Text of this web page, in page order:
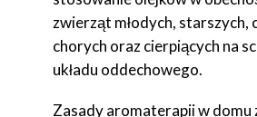
zwierząt młodych, starszych,
chorych oraz cierpiących na
układu oddechowego.
Zasady aromaterapii w domu